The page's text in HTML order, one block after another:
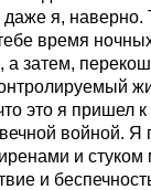
я, наверно.
время
а затем,
это я пришел
войной. Я
и
и